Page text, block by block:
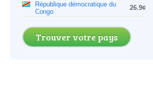
République démocratique du
Congo
26.9¢
Trouver votre pays